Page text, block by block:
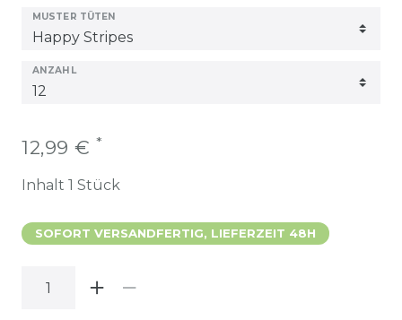
MUSTER TÜTEN
ANZAHL
12,99 € *
Inhalt 1 Stück
SOFORT VERSANDFERTIG, LIEFERZEIT 48H